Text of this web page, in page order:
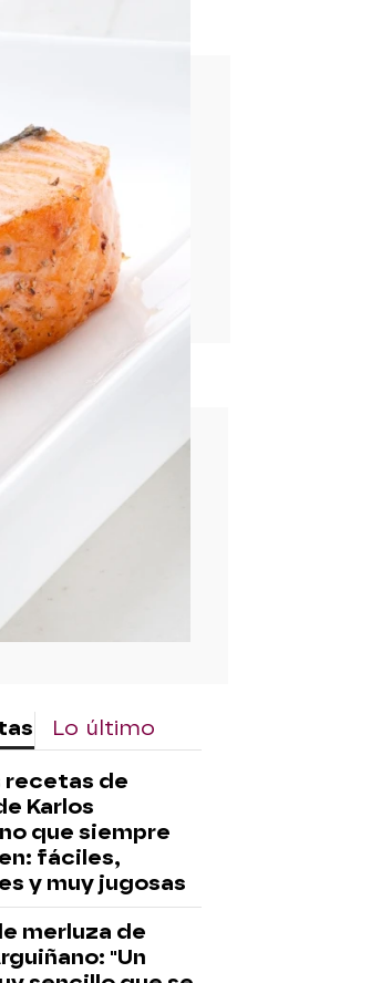
Lo último
recetas de
Karlos
que siempre
fáciles,
y muy jugosas
merluza de
"Un